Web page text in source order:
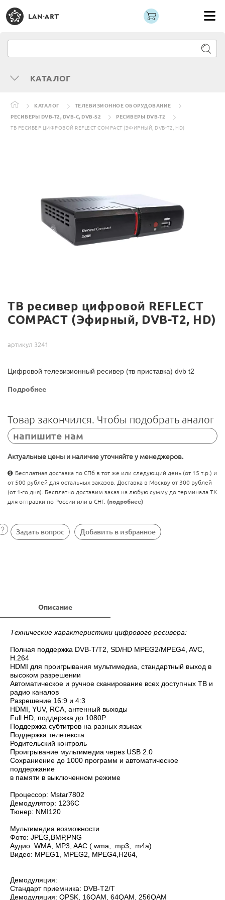
КАТАЛОГ
КАТАЛОГ
ТЕЛЕВИЗИОННОЕ ОБОРУДОВАНИЕ
РЕСИВЕРЫ DVB-T2, DVB-C, DVB-S2
РЕСИВЕРЫ DVB-T2
ТВ РЕСИВЕР ЦИФРОВОЙ REFLECT COMPACT (ЭФИРНЫЙ, DVB-T2, HD)
ТВ ресивер цифровой REFLECT
COMPACT (Эфирный, DVB-T2, HD)
артикул 3241
Цифровой телевизионный ресивер (тв приставка) dvb t2
Подробнее
Товар закончился. Чтобы подобрать аналог
напишите нам
Актуальные цены и наличие уточняйте у менеджеров.
Бесплатная доставка по СПб в тот же или следующий день (от 15 т.р.) и
от 500 рублей для остальных заказов. Доставка в Москву от 300 рублей
(от 1-го дня). Бесплатно доставим заказ на любую сумму до терминала ТК
для отправки по России или в СНГ. (подробнее)
Задать вопрос Добавить в избранное
Описание
Технические характеристики цифрового ресивера:
Полная поддержка DVB-T/T2, SD/HD MPEG2/MPEG4, AVC,
H.264
HDMI для проигрывания мультимедиа, стандартный выход в
высоком разрешении
Автоматическое и ручное сканирование всех доступных ТВ и
радио каналов
Разрешение 16:9 и 4:3
HDMI, YUV, RCA, антенный выходы
Full HD, поддержка до 1080P
Поддержка субтитров на разных языках
Поддержка телетекста
Родительский контроль
Проигрывание мультимедиа через USB 2.0
Сохраниение до 1000 программ и автоматическое
поддержание
в памяти в выключенном режиме
Процессор: Mstar7802
Демодулятор: 1236C
Тюнер: NMI120
Мультимедиа возможности
Фото: JPEG,BMP,PNG
Аудио: WMA, MP3, AAC (.wma, .mp3, .m4a)
Видео: MPEG1, MPEG2, MPEG4,H264,
Демодуляция:
Стандарт приемника: DVB-T2/T
Демодуляция: QPSK, 16QAM, 64QAM, 256QAM